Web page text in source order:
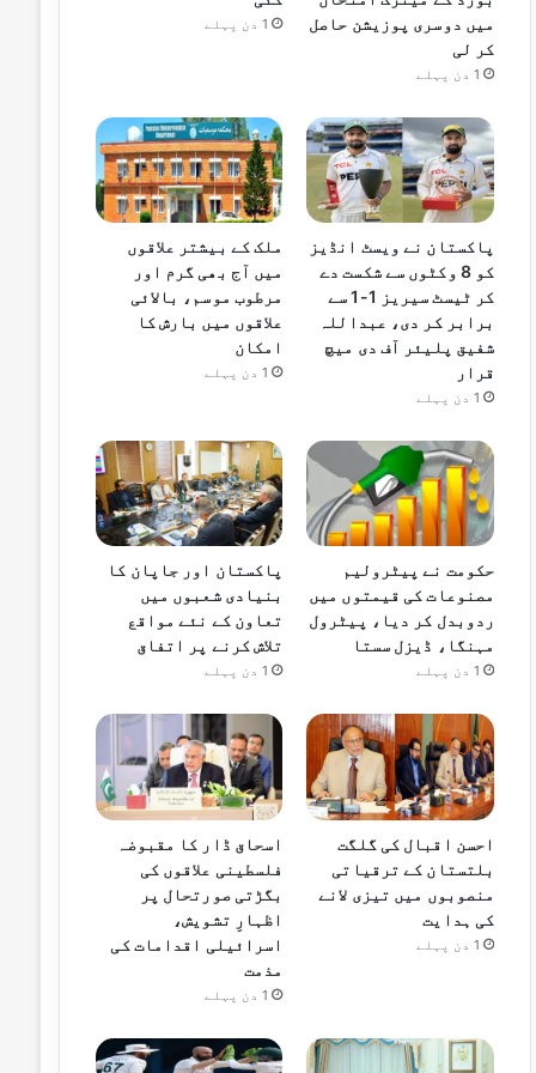
میں دوسری پوزیشن حاصل
کر لی
1 دن پہلے
1 دن پہلے
پاکستان نے ویسٹ انڈیز
کو 8 وکٹوں سے شکست دے
کر ٹیسٹ سیریز 1-1 سے
برابر کر دی، عبداللہ
شفیق پلیئر آف دی میچ
قرار
1 دن پہلے
ملک کے بیشتر علاقوں
میں آج بھی گرم اور
مرطوب موسم، بالائی
علاقوں میں بارش کا
امکان
1 دن پہلے
حکومت نے پیٹرولیم
مصنوعات کی قیمتوں میں
ردوبدل کر دیا، پیٹرول
مہنگا، ڈیزل سستا
1 دن پہلے
پاکستان اور جاپان کا
بنیادی شعبوں میں
تعاون کے نئے مواقع
تلاش کرنے پر اتفاق
1 دن پہلے
احسن اقبال کی گلگت
بلتستان کے ترقیاتی
منصوبوں میں تیزی لانے
کی ہدایت
1 دن پہلے
اسحاق ڈار کا مقبوضہ
فلسطینی علاقوں کی
بگڑتی صورتحال پر
اظہارِ تشویش،
اسرائیلی اقدامات کی
مذمت
1 دن پہلے